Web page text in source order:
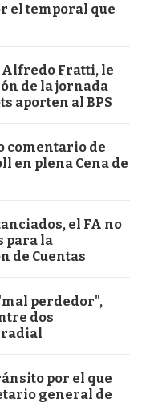
el temporal que
Fratti, le
de la jornada
aporten al BPS
comentario de
en plena Cena de
el FA no
para la
de Cuentas
perdedor",
dos
radial
por el que
general de